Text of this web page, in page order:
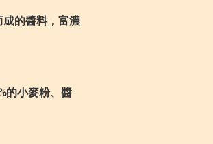
成的醬料，富濃
的小麥粉、醬